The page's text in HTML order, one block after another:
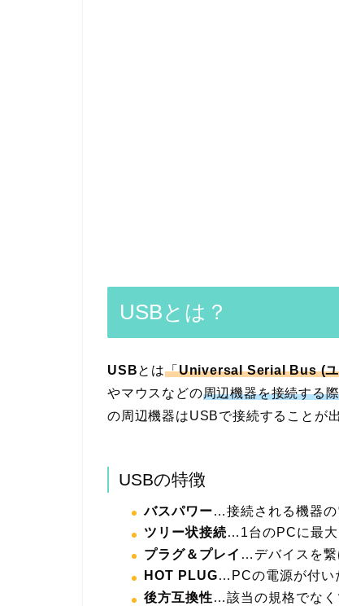
USBとは？
USBとは「Universal Serial Bus (ユ
やマウスなどの周辺機器を接続する
の周辺機器はUSBで接続することが出
USBの特徴
バスパワー…接続される機器の
ツリー状接続…1台のPCに最大
プラグ＆プレイ …デバイスを繋
HOT PLUG…PCの電源が付い
後方互換性…該当の規格でなく